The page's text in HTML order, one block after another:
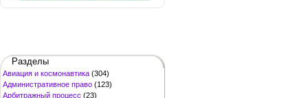
Разделы
Авиация и космонавтика (304)
Административное право (123)
Арбитражный процесс (23)